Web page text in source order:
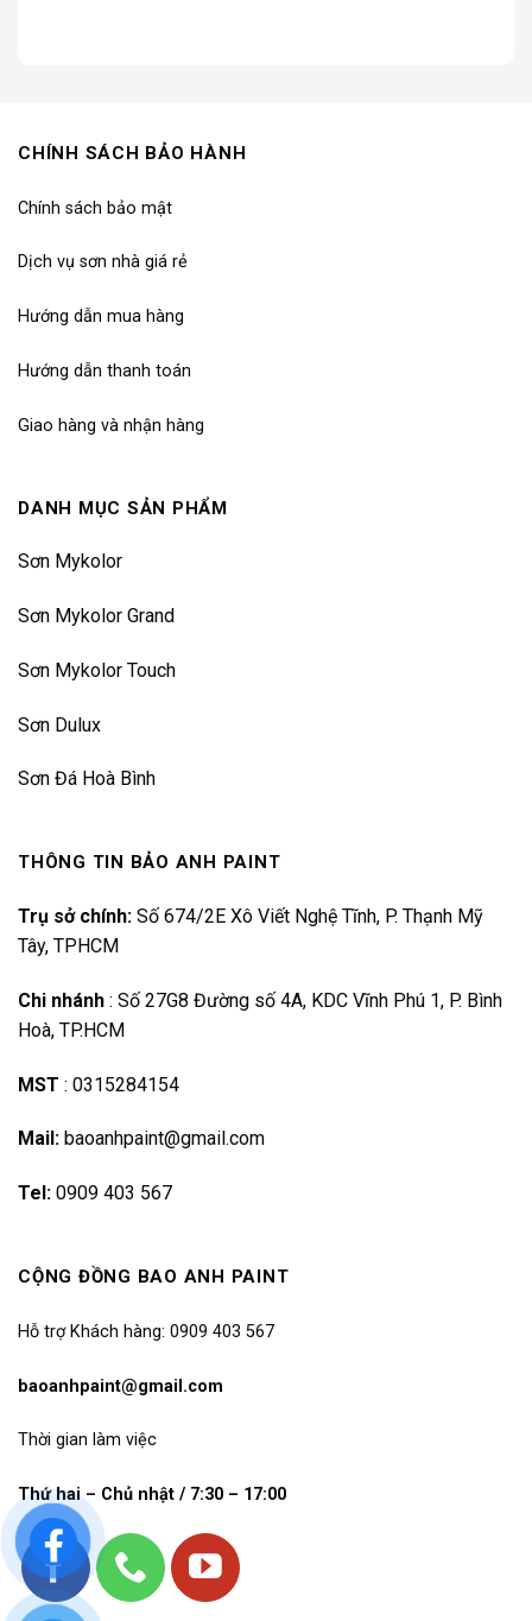
CHÍNH SÁCH BẢO HÀNH
Chính sách bảo mật
Dịch vụ sơn nhà giá rẻ
Hướng dẫn mua hàng
Hướng dẫn thanh toán
Giao hàng và nhận hàng
DANH MỤC SẢN PHẨM
Sơn Mykolor
Sơn Mykolor Grand
Sơn Mykolor Touch
Sơn Dulux
Sơn Đá Hoà Bình
THÔNG TIN BẢO ANH PAINT
Trụ sở chính: Số 674/2E Xô Viết Nghệ Tĩnh, P. Thạnh Mỹ
Tây, TPHCM
Chi nhánh : Số 27G8 Đường số 4A, KDC Vĩnh Phú 1, P. Bình
Hoà, TP.HCM
MST : 0315284154
Mail: baoanhpaint@gmail.com
Tel: 0909 403 567
CỘNG ĐỒNG BAO ANH PAINT
Hỗ trợ Khách hàng: 0909 403 567
baoanhpaint@gmail.com
Thời gian làm việc
Thứ hai – Chủ nhật / 7:30 – 17:00